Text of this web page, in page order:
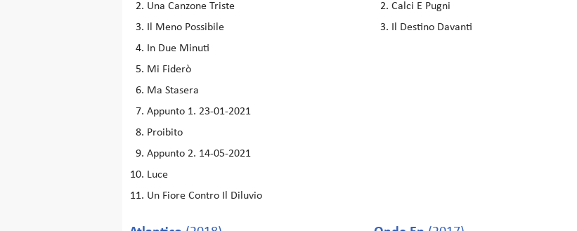
Una Canzone Triste
Il Meno Possibile
In Due Minuti
Mi Fiderò
Ma Stasera
Appunto 1. 23-01-2021
Proibito
Appunto 2. 14-05-2021
Luce
Un Fiore Contro Il Diluvio
Calci E Pugni
Il Destino Davanti